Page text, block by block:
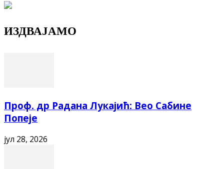
ИЗДВАЈАМО
Проф. др Радана Лукајић: Вео Сабине
Попеје
јул 28, 2026